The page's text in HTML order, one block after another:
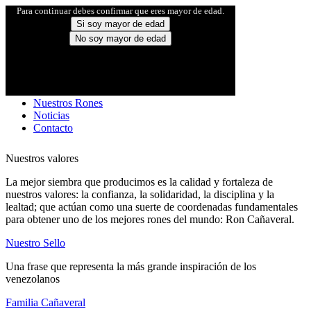
Para continuar debes confirmar que eres mayor de edad.
Si soy mayor de edad
No soy mayor de edad
Nuestros Rones
Noticias
Contacto
Nuestros valores
La mejor siembra que producimos es la calidad y fortaleza de
nuestros valores: la confianza, la solidaridad, la disciplina y la
lealtad; que actúan como una suerte de coordenadas fundamentales
para obtener uno de los mejores rones del mundo: Ron Cañaveral.
Nuestro Sello
Una frase que representa la más grande inspiración de los
venezolanos
Familia Cañaveral